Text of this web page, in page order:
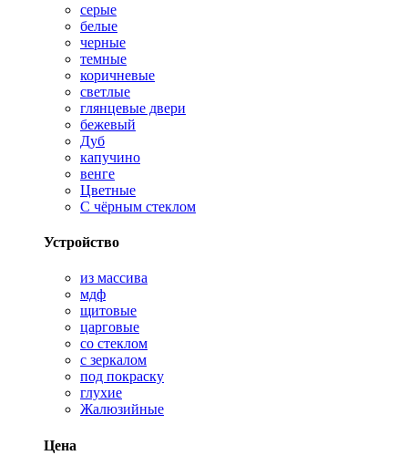
серые
белые
черные
темные
коричневые
светлые
глянцевые двери
бежевый
Дуб
капучино
венге
Цветные
С чёрным стеклом
Устройство
из массива
мдф
щитовые
царговые
со стеклом
с зеркалом
под покраску
глухие
Жалюзийные
Цена